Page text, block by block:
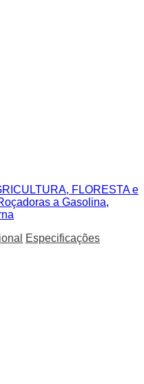
FLORESTA e
a Gasolina,
Especificações